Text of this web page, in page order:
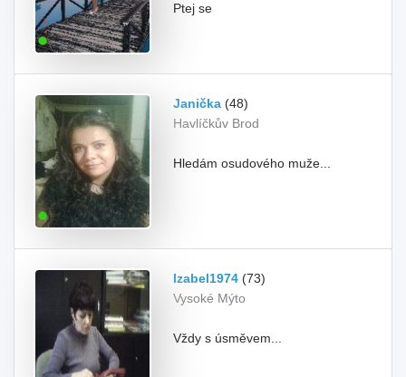
Ptej se
Janička (48)
Havlíčkův Brod
Hledám osudového muže...
Izabel1974 (73)
Vysoké Mýto
Vždy s úsměvem...